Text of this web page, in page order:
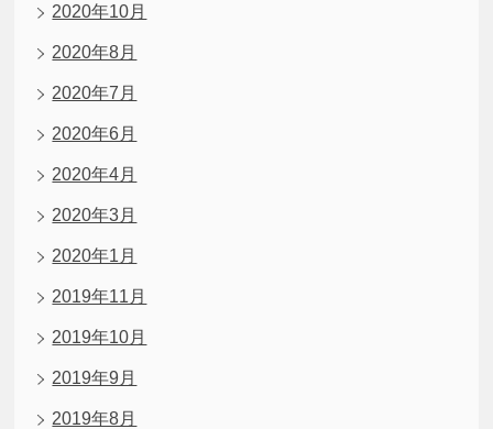
2020年10月
2020年8月
2020年7月
2020年6月
2020年4月
2020年3月
2020年1月
2019年11月
2019年10月
2019年9月
2019年8月